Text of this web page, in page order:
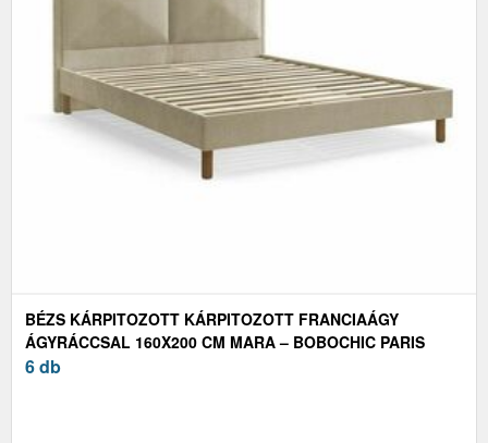
BÉZS KÁRPITOZOTT KÁRPITOZOTT FRANCIAÁGY
ÁGYRÁCCSAL 160X200 CM MARA – BOBOCHIC PARIS
6 db